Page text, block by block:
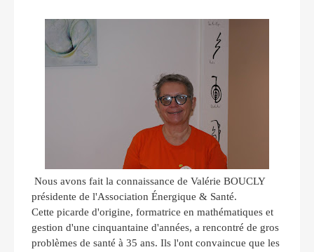
Nous avons fait la connaissance de Valérie BOUCLY
présidente de l'Association Énergique & Santé.
Cette picarde d'origine, formatrice en mathématiques et
gestion d'une cinquantaine d'années, a rencontré de gros
problèmes de santé à 35 ans. Ils l'ont convaincue que les